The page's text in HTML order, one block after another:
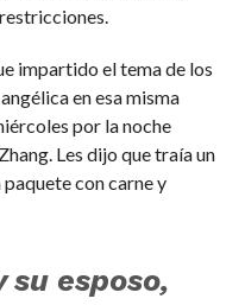
impartido el tema de los
en esa misma
por la noche
Les dijo que traía un
con carne y
su esposo,